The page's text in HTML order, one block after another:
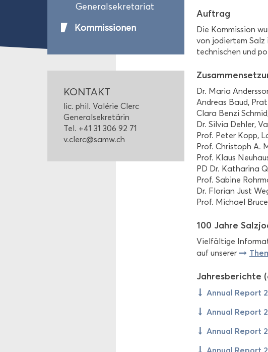
Ge­ne­ral­se­kre­ta­ri­at
Kom­mis­sio­nen
KON­TAKT
lic. phil. Valérie Clerc
Ge­ne­ral­se­kre­tä­rin
Tel. +41 31 306 92 71
v.clerc@samw.ch
Auf­trag
Die Kom­mis­si­on
von jo­dier­tem Salz
tech­ni­schen und
Dr. Maria
An­dre­as Baud,
Clara Benzi
Dr. Sil­via Deh­ler,
Prof. Peter Kopp,
Prof. Chris­toph A.
Prof. Klaus
PD Dr. Ka­tha­ri­na
Prof. Sa­bi­ne
Dr. Flo­ri­an Just
Prof. Mi­cha­el
100 Jahre
Viel­fäl­ti­ge
auf un­se­rer
Jah­res­be­rich­te
An­nu­al Re­port
An­nu­al Re­port
An­nu­al Re­port
An­nu­al Re­port